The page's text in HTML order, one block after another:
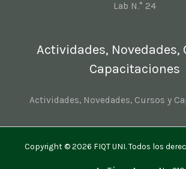
Lab N.° 24
Actividades, Novedades,
Capacitaciones
Actividades, Novedades, Cursos y
Copyright © 2026 FIQT UNI. Todos los